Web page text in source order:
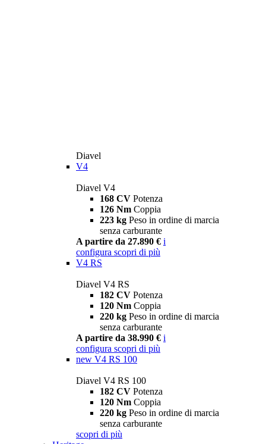
Diavel
V4
Diavel V4
168 CV Potenza
126 Nm Coppia
223 kg Peso in ordine di marcia
senza carburante
A partire da 27.890 € i
configura scopri di più
V4 RS
Diavel V4 RS
182 CV Potenza
120 Nm Coppia
220 kg Peso in ordine di marcia
senza carburante
A partire da 38.990 € i
configura scopri di più
new V4 RS 100
Diavel V4 RS 100
182 CV Potenza
120 Nm Coppia
220 kg Peso in ordine di marcia
senza carburante
scopri di più